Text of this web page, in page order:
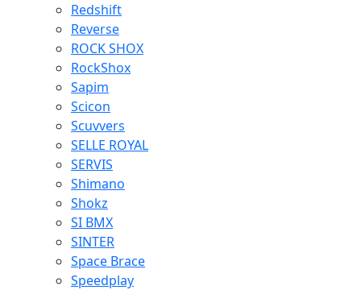
Redshift
Reverse
ROCK SHOX
RockShox
Sapim
Scicon
Scuvvers
SELLE ROYAL
SERVIS
Shimano
Shokz
SI BMX
SINTER
Space Brace
Speedplay